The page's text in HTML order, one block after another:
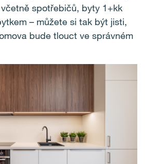
spotřebičů, byty 1+kk
– můžete si tak být jisti,
bude tlouct ve správném